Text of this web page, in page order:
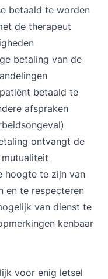
betaald te worden
de therapeut
betaling van de
betaald te
afspraken
ontvangt de
hoogte te zijn van
en te respecteren
van dienst te
kenbaar
voor enig letsel